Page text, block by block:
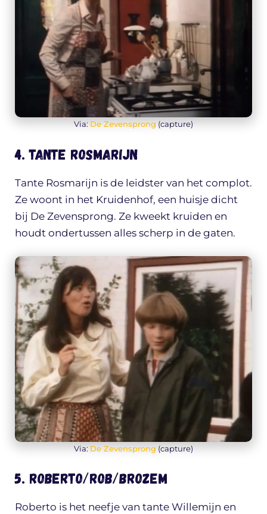
Via: De Zevensprong (capture)
4. Tante Rosmarijn
Tante Rosmarijn is de leidster van het complot.
Ze woont in het Kruidenhof, een huisje dicht
bij De Zevensprong. Ze kweekt kruiden en
houdt ondertussen alles scherp in de gaten.
Via: De Zevensprong (capture)
5. Roberto/Rob/Brozem
Roberto is het neefje van tante Willemijn en